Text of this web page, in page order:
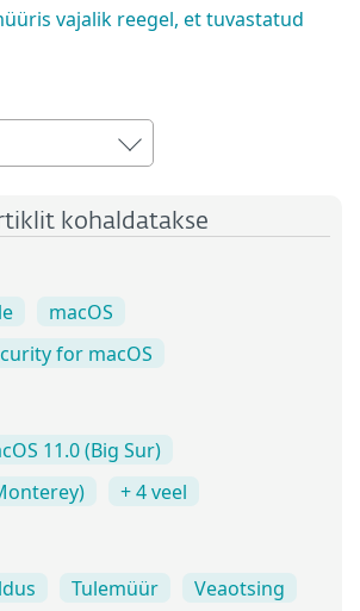
vajalik reegel, et tuvastatud
kohaldatakse
macOS
for macOS
11.0 (Big Sur)
+ 4 veel
Tulemüür
Veaotsing